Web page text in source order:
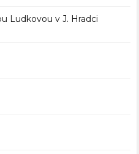
Ludkovou v J. Hradci